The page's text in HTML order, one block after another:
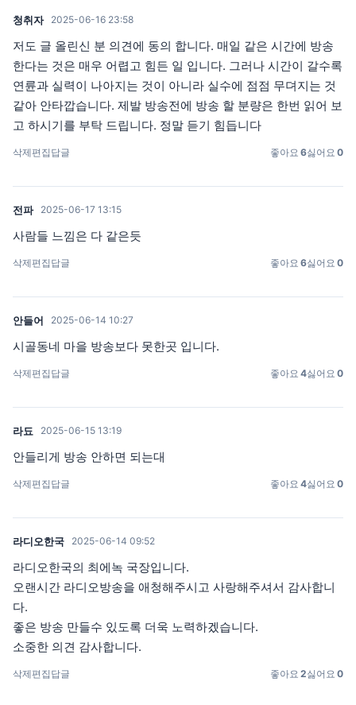
청취자 2025-06-16 23:58
저도 글 올린신 분 의견에 동의 합니다. 매일 같은 시간에 방송
한다는 것은 매우 어렵고 힘든 일 입니다. 그러나 시간이 갈수록
연륜과 실력이 나아지는 것이 아니라 실수에 점점 무뎌지는 것
같아 안타깝습니다. 제발 방송전에 방송 할 분량은 한번 읽어 보
고 하시기를 부탁 드립니다. 정말 듣기 힘듭니다
삭제편집 답글 좋아요 6싫어요 0
전파 2025-06-17 13:15
사람들 느낌은 다 같은듯
삭제편집 답글 좋아요 6싫어요 0
안들어 2025-06-14 10:27
시골동네 마을 방송보다 못한곳 입니다.
삭제편집 답글 좋아요 4싫어요 0
라됴 2025-06-15 13:19
안들리게 방송 안하면 되는대
삭제편집 답글 좋아요 4싫어요 0
라디오한국 2025-06-14 09:52
라디오한국의 최에녹 국장입니다.
오랜시간 라디오방송을 애청해주시고 사랑해주셔서 감사합니
다.
좋은 방송 만들수 있도록 더욱 노력하겠습니다.
소중한 의견 감사합니다.
삭제편집 답글 좋아요 2싫어요 0